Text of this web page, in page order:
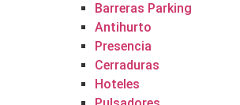
Barreras Parking
Antihurto
Presencia
Cerraduras
Hoteles